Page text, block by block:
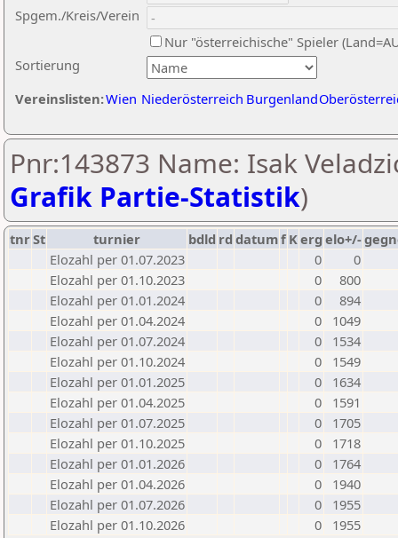
Sortierung
Spgem./Kreis/Verein
Nur "österreichische" Spieler
Vereinslisten:Wien Niederösterreich Burgenland
Pnr:143873 Name: Isak
Grafik Partie-Statistik)
tnrSt turnier bdld rd datumf Kerg elo+/-
Elozahl per 01.07.2023
0
0
Elozahl per 01.10.2023
0
800
Elozahl per 01.01.2024
0
894
Elozahl per 01.04.2024
0
1049
Elozahl per 01.07.2024
0
1534
Elozahl per 01.10.2024
0
1549
Elozahl per 01.01.2025
0
1634
Elozahl per 01.04.2025
0
1591
Elozahl per 01.07.2025
0
1705
Elozahl per 01.10.2025
0
1718
Elozahl per 01.01.2026
0
1764
Elozahl per 01.04.2026
0
1940
Elozahl per 01.07.2026
0
1955
Elozahl per 01.10.2026
0 1955